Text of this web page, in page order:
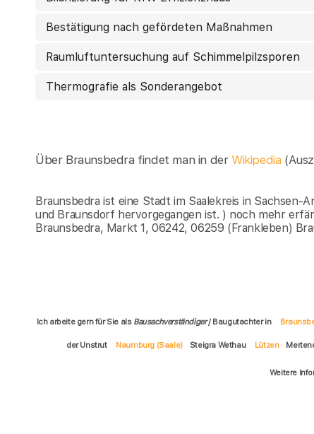
Bestätigung nach gefördeten Maßnahmen
Raumluftuntersuchung auf Schimmelpilzsporen
Thermografie als Sonderangebot
Über Braunsbedra findet man in derWikipedia
Braunsbedra ist eine Stadt im Saalekreis in Sachsen-
und Braunsdorf hervorgegangen ist. ) noch mehr
Braunsbedra, Markt 1, 06242, 06259 (Frankleben)
Ich arbeite gern für Sie als Bausachverständiger/ Baugutachter in
der Unstrut Naumburg (Saale) Steigra Wethau Lützen
Weitere